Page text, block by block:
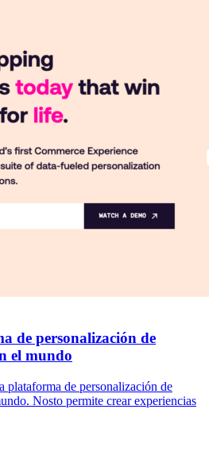
de personalización de
el mundo
plataforma de personalización de
Nosto permite crear experiencias